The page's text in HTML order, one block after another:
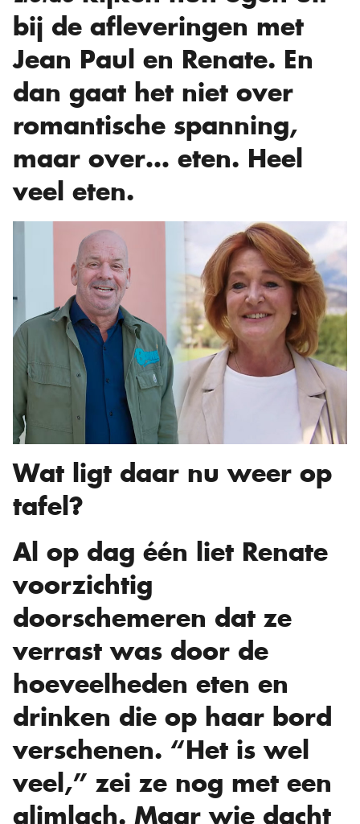
bij de afleveringen met
Jean Paul en Renate. En
dan gaat het niet over
romantische spanning,
maar over… eten. Heel
veel eten.
Wat ligt daar nu weer op
tafel?
Al op dag één liet Renate
voorzichtig
doorschemeren dat ze
verrast was door de
hoeveelheden eten en
drinken die op haar bord
verschenen. “Het is wel
veel,” zei ze nog met een
glimlach. Maar wie dacht